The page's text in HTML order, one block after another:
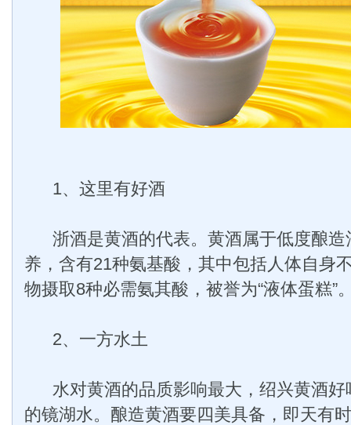
1、这里有好酒
浙酒是黄酒的代表。黄酒属于低度酿造
养，含有21种氨基酸，其中包括人体自身
物摄取8种必需氨其酸，被誉为“液体蛋糕”
2、一方水土
水对黄酒的品质影响最大，绍兴黄酒好
的镜湖水。酿造黄酒要四美具备，即天有